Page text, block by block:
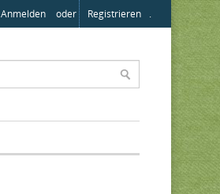
Anmelden oder Registrieren .